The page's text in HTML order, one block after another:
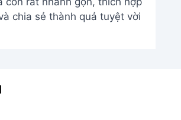
chia sẻ thành quả tuyệt vời